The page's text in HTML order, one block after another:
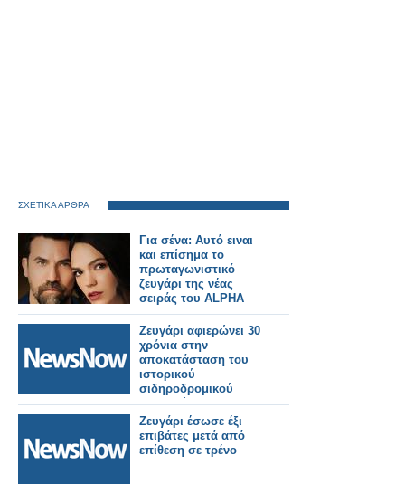
ΣΧΕΤΙΚΑ ΑΡΘΡΑ
Για σένα: Αυτό ειναι
και επίσημα το
πρωταγωνιστικό
ζευγάρι της νέας
σειράς του ALPHA
Ζευγάρι αφιερώνει 30
χρόνια στην
αποκατάσταση του
ιστορικού
σιδηροδρομικού
σταθμού για να
μείνουν οι ενοικιαστές
στην παλιά του δόξα
Ζευγάρι έσωσε έξι
επιβάτες μετά από
επίθεση σε τρένο